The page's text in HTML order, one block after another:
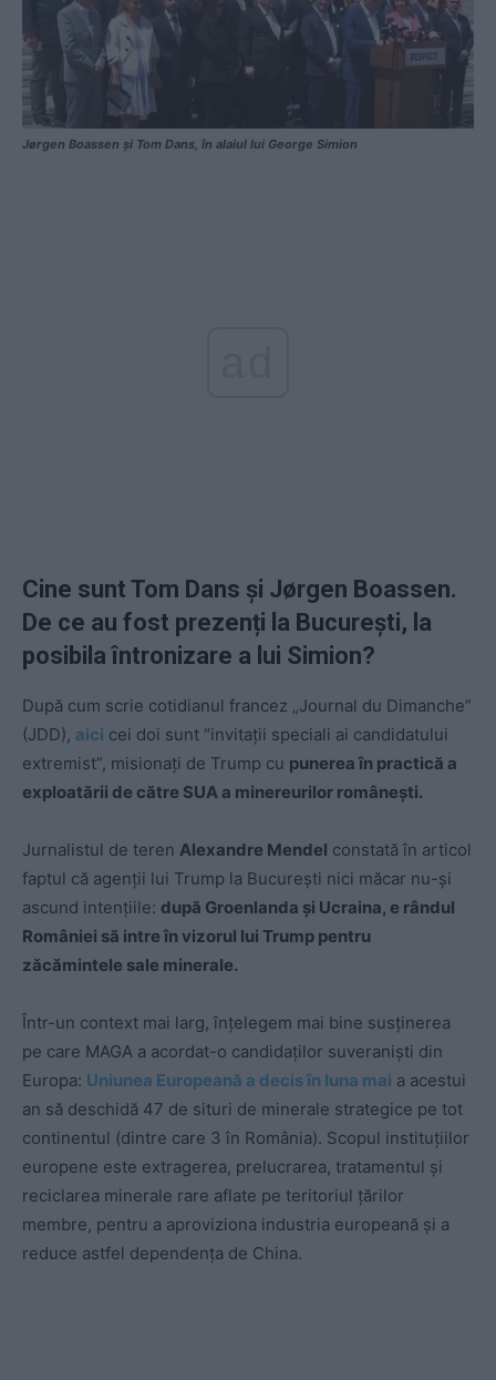
Jørgen Boassen și Tom Dans, în alaiul lui George Simion
Cine sunt Tom Dans și Jørgen Boassen.
De ce au fost prezenți la București, la
posibila întronizare a lui Simion?
După cum scrie cotidianul francez „Journal du Dimanche”
(JDD), aici cei doi sunt “invitații speciali ai candidatului
extremist”, misionați de Trump cu punerea în practică a
exploatării de către SUA a minereurilor românești.
Jurnalistul de teren Alexandre Mendel constată în articol
faptul că agenții lui Trump la București nici măcar nu-și
ascund intențiile: după Groenlanda și Ucraina, e rândul
României să intre în vizorul lui Trump pentru
zăcămintele sale minerale.
Într-un context mai larg, înțelegem mai bine susținerea
pe care MAGA a acordat-o candidaților suveraniști din
Europa: Uniunea Europeană a decis în luna mai a acestui
an să deschidă 47 de situri de minerale strategice pe tot
continentul (dintre care 3 în România). Scopul instituțiilor
europene este extragerea, prelucrarea, tratamentul și
reciclarea minerale rare aflate pe teritoriul țărilor
membre, pentru a aproviziona industria europeană și a
reduce astfel dependența de China.